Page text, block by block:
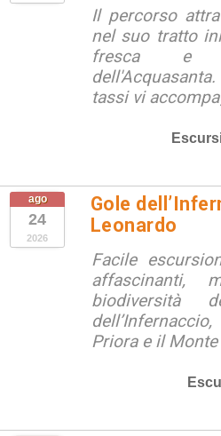
Il percorso
nel suo tratto
fresca e
tassi vi
ago
24
2026
Gole
Leonardo
Facile
affascinanti,
biodiversità
Priora e il